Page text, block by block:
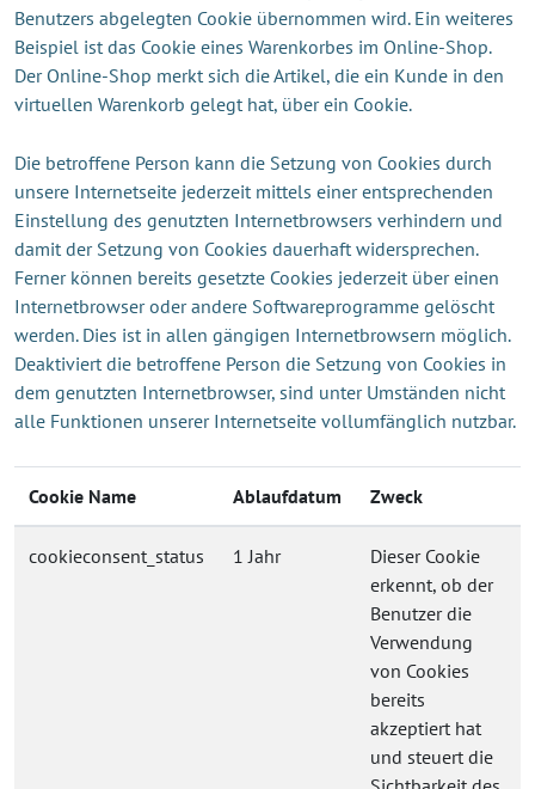
Benutzers abgelegten Cookie übernommen wird. Ein weiteres
Beispiel ist das Cookie eines Warenkorbes im Online-Shop.
Der Online-Shop merkt sich die Artikel, die ein Kunde in den
virtuellen Warenkorb gelegt hat, über ein Cookie.
Die betroffene Person kann die Setzung von Cookies durch
unsere Internetseite jederzeit mittels einer entsprechenden
Einstellung des genutzten Internetbrowsers verhindern und
damit der Setzung von Cookies dauerhaft widersprechen.
Ferner können bereits gesetzte Cookies jederzeit über einen
Internetbrowser oder andere Softwareprogramme gelöscht
werden. Dies ist in allen gängigen Internetbrowsern möglich.
Deaktiviert die betroffene Person die Setzung von Cookies in
dem genutzten Internetbrowser, sind unter Umständen nicht
alle Funktionen unserer Internetseite vollumfänglich nutzbar.
Cookie Name Ablaufdatum Zweck
cookieconsent_status 1 Jahr
Dieser Cookie
erkennt, ob der
Benutzer die
Verwendung
von Cookies
bereits
akzeptiert hat
und steuert die